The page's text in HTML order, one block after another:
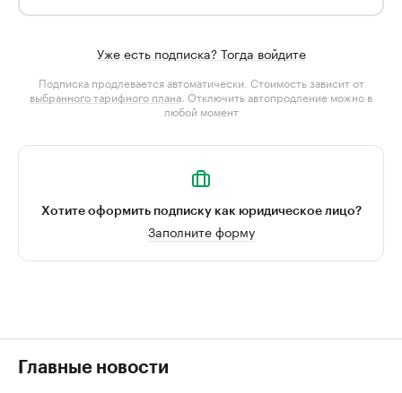
Уже есть подписка? Тогда войдите
Подписка продлевается автоматически. Стоимость зависит от
выбранного тарифного плана . Отключить автопродление можно в
любой момент
Хотите оформить подписку как юридическое лицо?
Заполните форму
Главные новости